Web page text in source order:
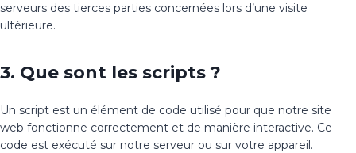
serveurs des tierces parties concernées lors d’une visite
ultérieure.
3. Que sont les scripts ?
Un script est un élément de code utilisé pour que notre site
web fonctionne correctement et de manière interactive. Ce
code est exécuté sur notre serveur ou sur votre appareil.